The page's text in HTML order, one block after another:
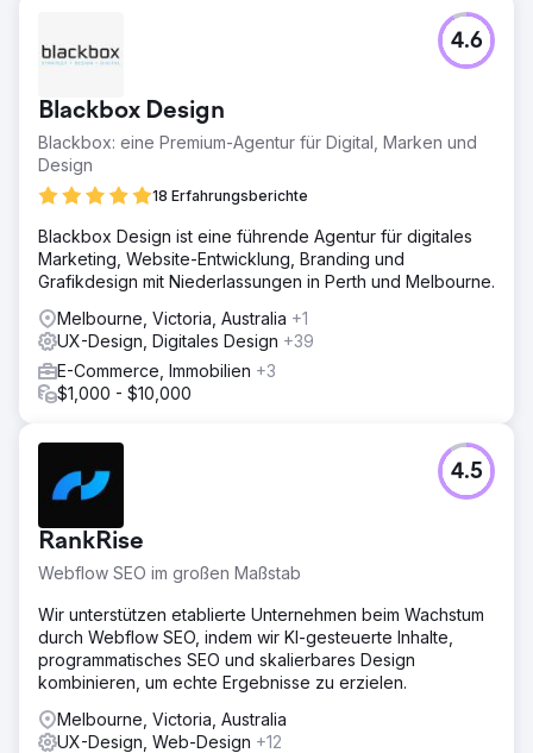
gezielten Keywords in den Top 5. Die Marke
motivierten Demoanfragen um 40 %.
Zur Agenturseite
Blackbox Design
Blackbox: eine Premium-Agentur für Digital, Marken und
Design
18 Erfahrungsberichte
4.6
Blackbox Design ist eine führende Agentur für digitales
Marketing, Website-Entwicklung, Branding und
Grafikdesign mit Niederlassungen in Perth und Melbourne.
Melbourne, Victoria, Australia +1
UX-Design, Digitales Design +39
E-Commerce, Immobilien +3
$1,000 - $10,000
RankRise
Webflow SEO im großen Maßstab
4.5
Wir unterstützen etablierte Unternehmen beim Wachstum
durch Webflow SEO, indem wir KI-gesteuerte Inhalte,
programmatisches SEO und skalierbares Design
kombinieren, um echte Ergebnisse zu erzielen.
Melbourne, Victoria, Australia
UX-Design, Web-Design +12